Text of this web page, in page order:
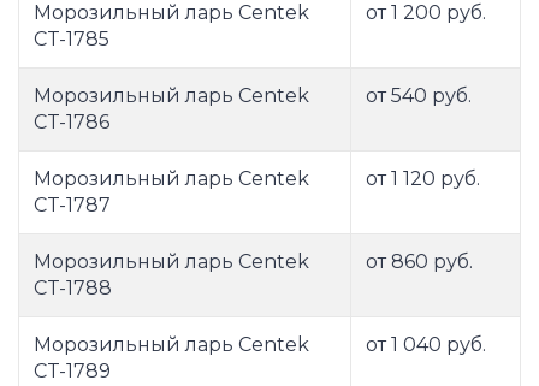
Морозильный ларь Centek
CT-1785
от 1 200 руб.
Морозильный ларь Centek
CT-1786
от 540 руб.
Морозильный ларь Centek
CT-1787
от 1 120 руб.
Морозильный ларь Centek
CT-1788
от 860 руб.
Морозильный ларь Centek
CT-1789
от 1 040 руб.